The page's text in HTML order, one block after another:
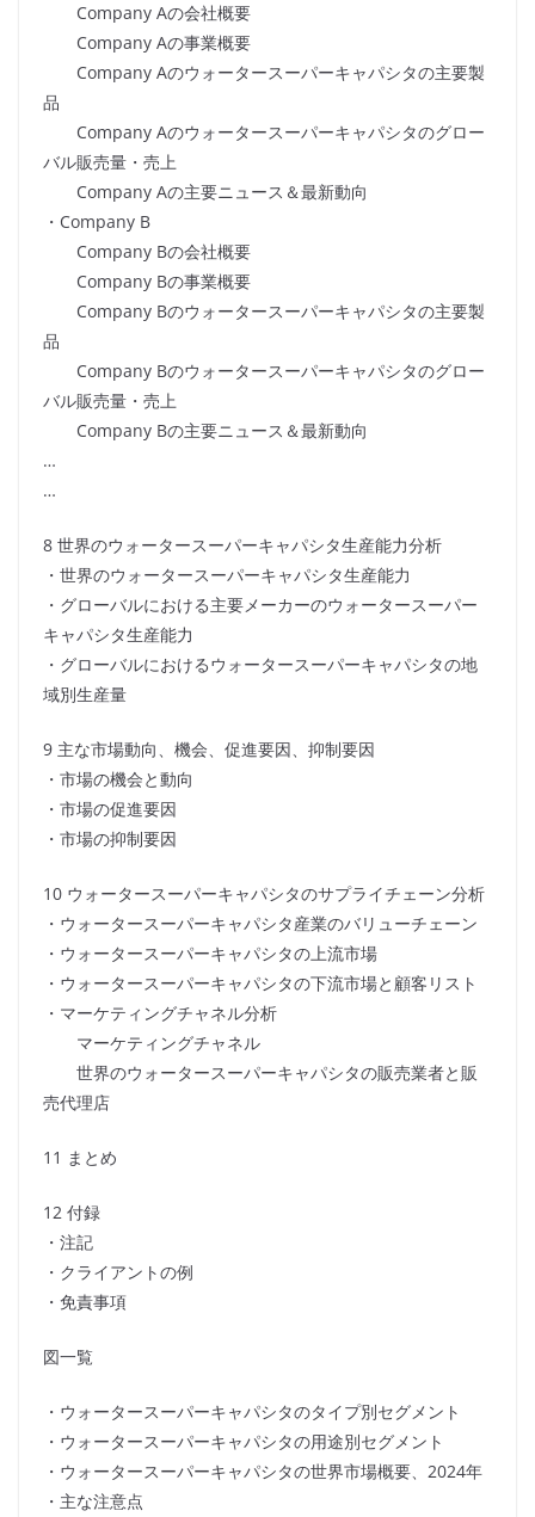
Company Aの会社概要
Company Aの事業概要
Company Aのウォータースーパーキャパシタの主要製
品
Company Aのウォータースーパーキャパシタのグロー
バル販売量・売上
Company Aの主要ニュース＆最新動向
・Company B
Company Bの会社概要
Company Bの事業概要
Company Bのウォータースーパーキャパシタの主要製
品
Company Bのウォータースーパーキャパシタのグロー
バル販売量・売上
Company Bの主要ニュース＆最新動向
…
…
8 世界のウォータースーパーキャパシタ生産能力分析
・世界のウォータースーパーキャパシタ生産能力
・グローバルにおける主要メーカーのウォータースーパー
キャパシタ生産能力
・グローバルにおけるウォータースーパーキャパシタの地
域別生産量
9 主な市場動向、機会、促進要因、抑制要因
・市場の機会と動向
・市場の促進要因
・市場の抑制要因
10 ウォータースーパーキャパシタのサプライチェーン分析
・ウォータースーパーキャパシタ産業のバリューチェーン
・ウォータースーパーキャパシタの上流市場
・ウォータースーパーキャパシタの下流市場と顧客リスト
・マーケティングチャネル分析
マーケティングチャネル
世界のウォータースーパーキャパシタの販売業者と販
売代理店
11 まとめ
12 付録
・注記
・クライアントの例
・免責事項
図一覧
・ウォータースーパーキャパシタのタイプ別セグメント
・ウォータースーパーキャパシタの用途別セグメント
・ウォータースーパーキャパシタの世界市場概要、2024年
・主な注意点